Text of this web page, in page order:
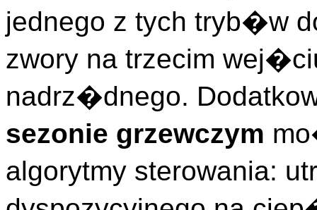
jednego z tych tryb�w
zwory na trzecim
nadrz�dnego.
sezonie grzewczym
algorytmy sterowania: